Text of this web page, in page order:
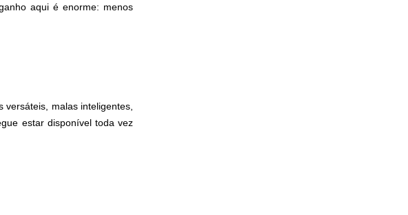
aqui é enorme: menos
malas inteligentes,
estar disponível toda vez